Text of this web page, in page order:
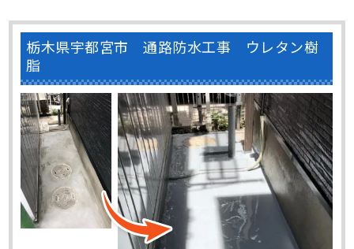
栃木県宇都宮市 通路防水工事 ウレタン樹
脂